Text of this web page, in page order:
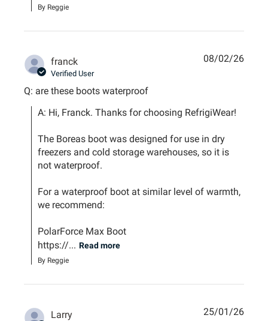
By Reggie
franck
Verified User
Q: are these boots waterproof
A: Hi, Franck. Thanks for choosing RefrigiWear!
The Boreas boot was designed for use in dry
freezers and cold storage warehouses, so it is
not waterproof.
For a waterproof boot at similar level of warmth,
we recommend:
PolarForce Max Boot
https://... Read more
By Reggie
08/02/26
Larry 25/01/26